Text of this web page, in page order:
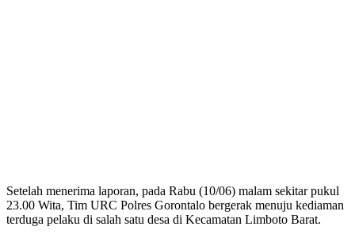
Setelah menerima laporan, pada Rabu (10/06) malam sekitar pukul
23.00 Wita, Tim URC Polres Gorontalo bergerak menuju kediaman
terduga pelaku di salah satu desa di Kecamatan Limboto Barat.